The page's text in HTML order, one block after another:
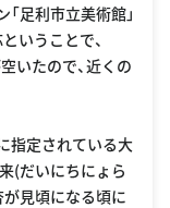
足利市立美術館」
いうことで、
いたので、近くの
指定されている大
(だいにちにょら
見頃になる頃に